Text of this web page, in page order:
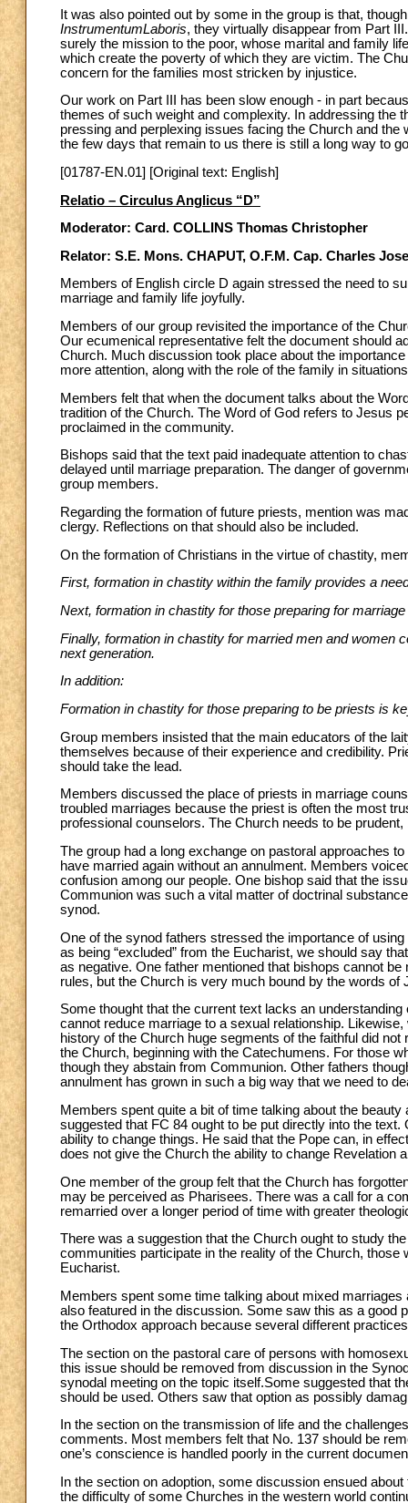
It was also pointed out by some in the group is that,
InstrumentumLaboris, they virtually disappear from Part
surely the mission to the poor, whose marital and family
which create the poverty of which they are victim. The
concern for the families most stricken by injustice.
Our work on Part III has been slow enough - in part
themes of such weight and complexity. In addressing the
pressing and perplexing issues facing the Church and
the few days that remain to us there is still a long way to
[01787-EN.01] [Original text: English]
Relatio – Circulus Anglicus “D”
Moderator: Card. COLLINS Thomas Christopher
Relator: S.E. Mons. CHAPUT, O.F.M. Cap. Charles
Members of English circle D again stressed the need to
marriage and family life joyfully.
Members of our group revisited the importance of the
Our ecumenical representative felt the document should
Church. Much discussion took place about the
more attention, along with the role of the family in
Members felt that when the document talks about the
tradition of the Church. The Word of God refers to Jesus
proclaimed in the community.
Bishops said that the text paid inadequate attention to
delayed until marriage preparation. The danger of
group members.
Regarding the formation of future priests, mention was
clergy. Reflections on that should also be included.
On the formation of Christians in the virtue of chastity,
First, formation in chastity within the family provides a
Next, formation in chastity for those preparing for
Finally, formation in chastity for married men and women
next generation.
In addition:
Formation in chastity for those preparing to be priests is
Group members insisted that the main educators of the
themselves because of their experience and credibility.
should take the lead.
Members discussed the place of priests in marriage
troubled marriages because the priest is often the most
professional counselors. The Church needs to be
The group had a long exchange on pastoral approaches
have married again without an annulment. Members
confusion among our people. One bishop said that the
Communion was such a vital matter of doctrinal
synod.
One of the synod fathers stressed the importance of
as being “excluded” from the Eucharist, we should say
as negative. One father mentioned that bishops cannot
rules, but the Church is very much bound by the words of
Some thought that the current text lacks an
cannot reduce marriage to a sexual relationship.
history of the Church huge segments of the faithful did
the Church, beginning with the Catechumens. For those
though they abstain from Communion. Other fathers
annulment has grown in such a big way that we need to
Members spent quite a bit of time talking about the
suggested that FC 84 ought to be put directly into the
ability to change things. He said that the Pope can, in
does not give the Church the ability to change Revelation
One member of the group felt that the Church has
may be perceived as Pharisees. There was a call for a
remarried over a longer period of time with greater
There was a suggestion that the Church ought to study
communities participate in the reality of the Church,
Eucharist.
Members spent some time talking about mixed
also featured in the discussion. Some saw this as a good
the Orthodox approach because several different
The section on the pastoral care of persons with
this issue should be removed from discussion in the
synodal meeting on the topic itself.Some suggested that
should be used. Others saw that option as possibly
In the section on the transmission of life and the
comments. Most members felt that No. 137 should be
one’s conscience is handled poorly in the current
In the section on adoption, some discussion ensued
the difficulty of some Churches in the western world